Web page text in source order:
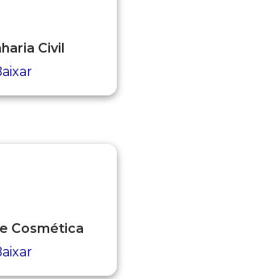
Civil
Cosmética